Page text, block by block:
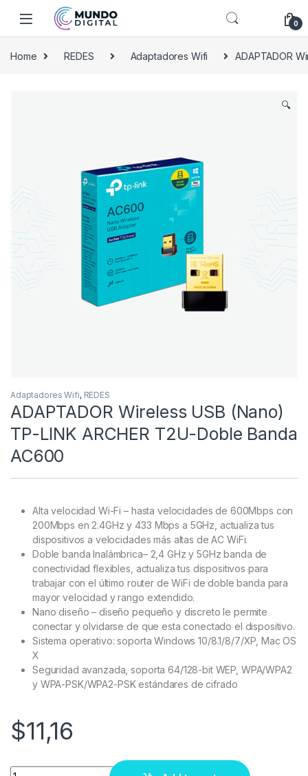
Skip to navigation
Skip to content
0
Home REDES Adaptadores Wifi ADAPTADOR
🔍
Adaptadores Wifi, REDES
ADAPTADOR Wireless USB (Nano)
TP-LINK ARCHER T2U-Doble Banda
AC600
Alta velocidad Wi-Fi – hasta velocidades de 600Mbps con
200Mbps en 2.4GHz y 433 Mbps a 5GHz, actualiza tus
dispositivos a velocidades más altas de AC WiFi.
Doble banda Inalámbrica– 2,4 GHz y 5GHz banda de
conectividad flexibles, actualiza tus dispositivos para
trabajar con el último router de WiFi de doble banda para
mayor velocidad y rango extendido.
Nano diseño – diseño pequeño y discreto le permite
conectar y olvidarse de que esta conectado el dispositivo.
Sistema operativo: soporta Windows 10/8.1/8/7/XP, Mac OS
X
Seguridad avanzada, soporta 64/128-bit WEP, WPA/WPA2
y WPA-PSK/WPA2-PSK estándares de cifrado
$11,16
Quantity